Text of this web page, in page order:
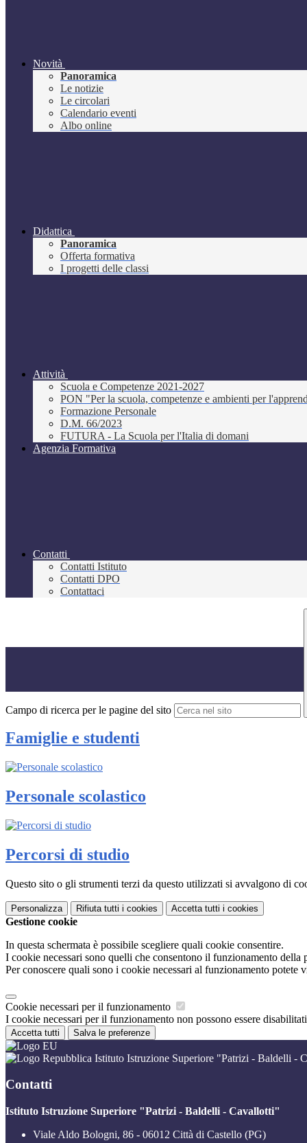
Novità
Panoramica
Le notizie
Le circolari
Calendario eventi
Albo online
Didattica
Panoramica
Offerta formativa
I progetti delle classi
Attività
Scuola e Competenze 2021-2027
PON "Per la scuola, competenze e ambienti per
Formazione Personale
D.M. 66/2023
FUTURA - La Scuola per l'Italia di domani
Agenzia Formativa
Contatti
Contatti Istituto
Contatti DPO
Contattaci
Campo di ricerca per le pagine del sito
Famiglie e studenti
Personale scolastico
Percorsi di studio
Questo sito o gli strumenti terzi da questo utilizzati si avvalgono di
Personalizza Rifiuta tutti i cookies Accetta tutti i cookies
Gestione cookie
In questa schermata è possibile scegliere quali cookie consentire.
I cookie necessari sono quelli che consentono il funzionamento
Per conoscere quali sono i cookie necessari al funzionamento potete
Cookie necessari per il funzionamento
I cookie necessari per il funzionamento non possono essere
Accetta tutti Salva le preferenze
Istituto Istruzione Superiore "Patrizi - Baldelli -
Contatti
Istituto Istruzione Superiore "Patrizi - Baldelli - Cavallotti"
Viale Aldo Bologni, 86 - 06012 Città di Castello (PG)